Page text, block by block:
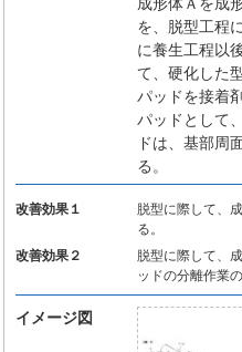
を、脱型工程
に養生工程以
て、硬化した
パッドを接着
パッドとして
ドは、基部周
る。
改善効果１
脱型に際して、
る。
改善効果２
脱型に際して、
ッドの分離作業
イメージ図